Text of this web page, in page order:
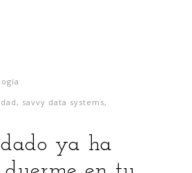
, savvy data systems,
ya ha